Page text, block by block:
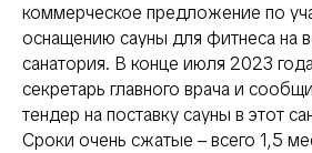
коммерческое предложение по
оснащению сауны для фитнеса на
санатория. В конце июля 2023
секретарь главного врача и
тендер на поставку сауны в этот
Сроки очень сжатые – всего 1,5